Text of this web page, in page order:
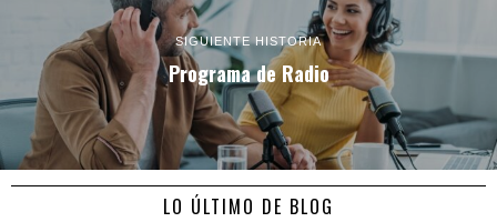
SIGUIENTE HISTORIA
Programa de Radio
LO ÚLTIMO DE BLOG